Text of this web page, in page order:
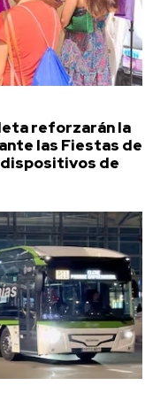
reforzarán la
las Fiestas de
dispositivos de